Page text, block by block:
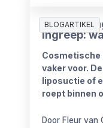
BLOGARTIKEL
ingreep:
Cosmetische
vaker voor.
liposuctie of
roept binnen
Door Fleur van